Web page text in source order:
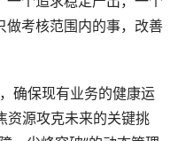
做考核范围内的事，改善
，确保现有业务的健康运
资源攻克未来的关键挑